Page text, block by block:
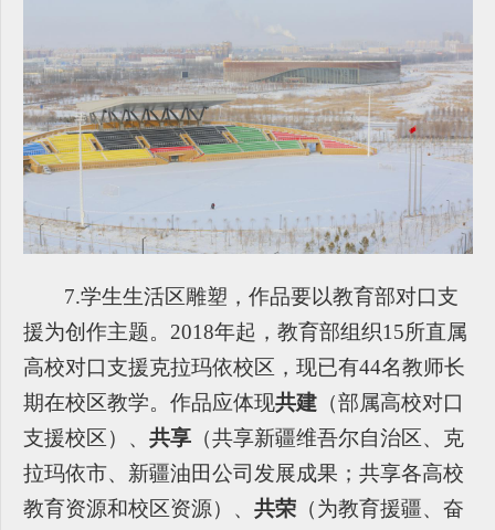
7.学生生活区雕塑，作品要以教育部对口支
援为创作主题。2018年起，教育部组织15所直属
高校对口支援克拉玛依校区，现已有44名教师长
期在校区教学。作品应体现共建 （部属高校对口
支援校区）、 共享 （共享新疆维吾尔自治区、克
拉玛依市、新疆油田公司发展成果；共享各高校
教育资源和校区资源）、 共荣 （为教育援疆、奋